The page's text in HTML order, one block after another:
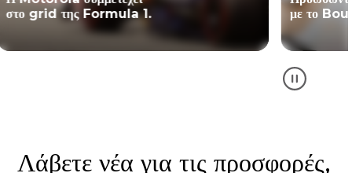
με το Bounce for Good
με
Λάβετε νέα για τις προσφορές,